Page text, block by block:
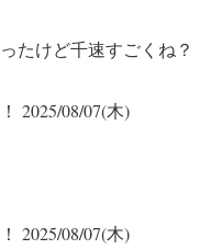
たけど千速すごくね？
2025/08/07(木)
2025/08/07(木)